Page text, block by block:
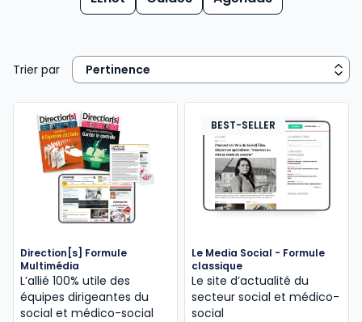
Trier par
Direction[s] Formule
Multimédia
L’allié 100% utile des
équipes dirigeantes du
social et médico-social
BEST-SELLER
Le Media Social - Formule
classique
Le site d’actualité du
secteur social et médico-
social